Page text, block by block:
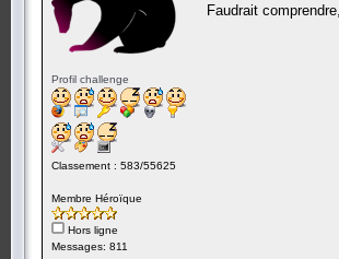
Profil challenge
Classement : 583/55625
Membre Héroïque
Hors ligne
Messages: 811
Faudrait